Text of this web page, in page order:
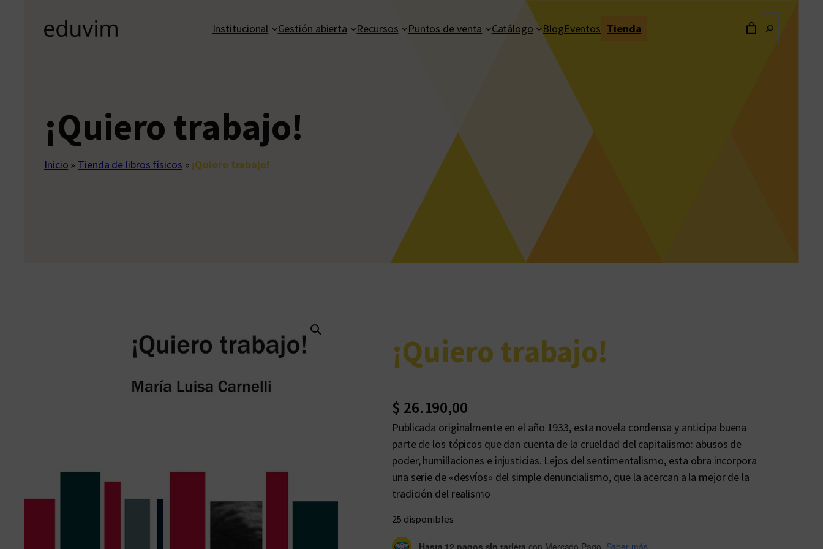
Institucional Gestión abierta Recursos Puntos de venta Catálogo BlogEventos Tienda
¡Quiero trabajo!
Inicio » Tienda de libros físicos » ¡Quiero trabajo!
¡Quiero trabajo!
$ 26.190,00
Publicada originalmente en el año 1933, esta novela condensa y anticipa buena
parte de los tópicos que dan cuenta de la crueldad del capitalismo: abusos de
poder, humillaciones e injusticias. Lejos del sentimentalismo, esta obra incorpora
una serie de «desvíos» del simple denuncialismo, que la acercan a la mejor de la
tradición del realismo
25 disponibles
Hasta 12 pagos sin tarjeta con Mercado Pago. Saber más